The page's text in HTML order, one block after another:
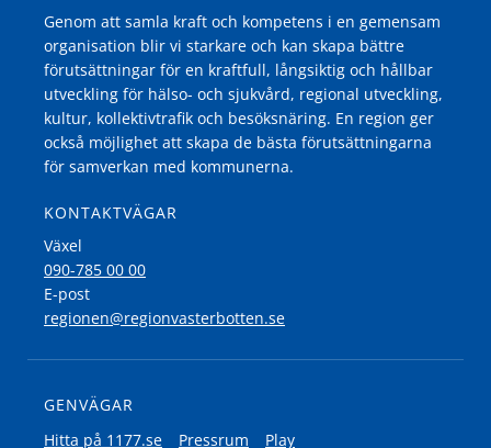
Genom att samla kraft och kompetens i en gemensam
organisation blir vi starkare och kan skapa bättre
förutsättningar för en kraftfull, långsiktig och hållbar
utveckling för hälso- och sjukvård, regional utveckling,
kultur, kollektivtrafik och besöksnäring. En region ger
också möjlighet att skapa de bästa förutsättningarna
för samverkan med kommunerna.
KONTAKTVÄGAR
Växel
090-785 00 00
E-post
regionen@regionvasterbotten.se
GENVÄGAR
Hitta på 1177.se
Pressrum
Play